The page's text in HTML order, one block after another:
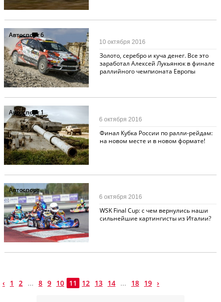
Автоспорт6
Золото, серебро и куча денег. Все это
заработал Алексей Лукьянюк в финале
раллийного чемпионата Европы
10 октября 2016
Автоспорт1
Финал Кубка России по ралли-рейдам:
на новом месте и в новом формате!
6 октября 2016
Автоспорт
WSK Final Cup: с чем вернулись наши
сильнейшие картингисты из Италии?
6 октября 2016
‹ 1 2 ... 8 9 10 11 12 13 14 ... 18 19 ›